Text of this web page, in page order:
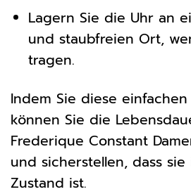
Lagern Sie die Uhr an
und staubfreien Ort,
tragen.
Indem Sie diese
können Sie die
Frederique Constant
und sicherstellen, dass
Zustand ist.